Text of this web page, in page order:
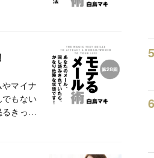
マイナ
もない
きっか